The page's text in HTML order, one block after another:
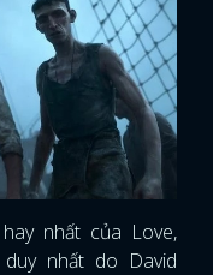
nhất của Love,
nhất do David